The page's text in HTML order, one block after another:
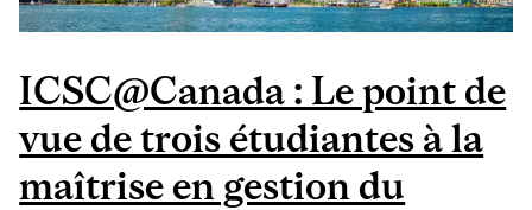
ICSC@Canada : Le point de
vue de trois étudiantes à la
maîtrise en gestion du